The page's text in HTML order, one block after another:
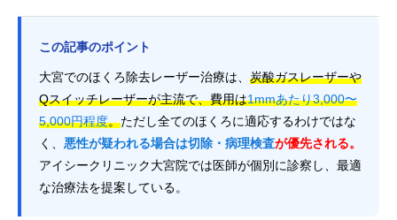
この記事のポイント
大宮でのほくろ除去レーザー治療は、 炭酸ガスレーザーや
Qスイッチレーザーが主流で、費用は1mmあたり3,000〜
5,000円程度。ただし全てのほくろに適応するわけではな
く、 悪性が疑われる場合は切除・病理検査が優先される。
アイシークリニック大宮院では医師が個別に診察し、最適
な治療法を提案している。